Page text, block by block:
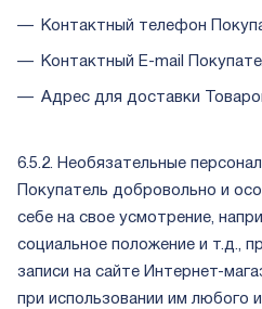
Контактный телефон
Контактный E-mail
Адрес для доставки
6.5.2. Необязательные
Покупатель добровольно и
себе на свое усмотрение,
социальное положение и т.д.,
записи на сайте Интернет-
при использовании им любого